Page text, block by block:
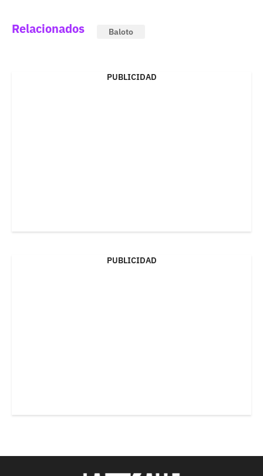
Relacionados Baloto
PUBLICIDAD
PUBLICIDAD